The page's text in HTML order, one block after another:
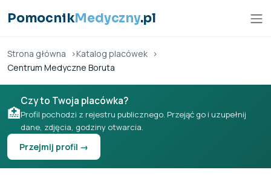
PomocnikMedyczny.pl
Strona główna
Katalog placówek
Centrum Medyczne Boruta
🏥
Czy to Twoja placówka?
Profil pochodzi z rejestru publicznego. Przejąć go i uzupełnij
dane, zdjęcia, godziny otwarcia.
Przejmij profil →